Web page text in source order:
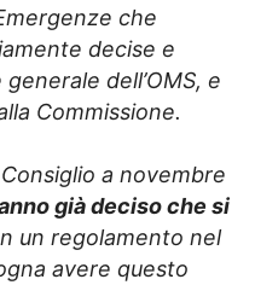
che
decise e
dell’OMS, e
Commissione.
a novembre
già deciso che si
un regolamento nel
avere questo